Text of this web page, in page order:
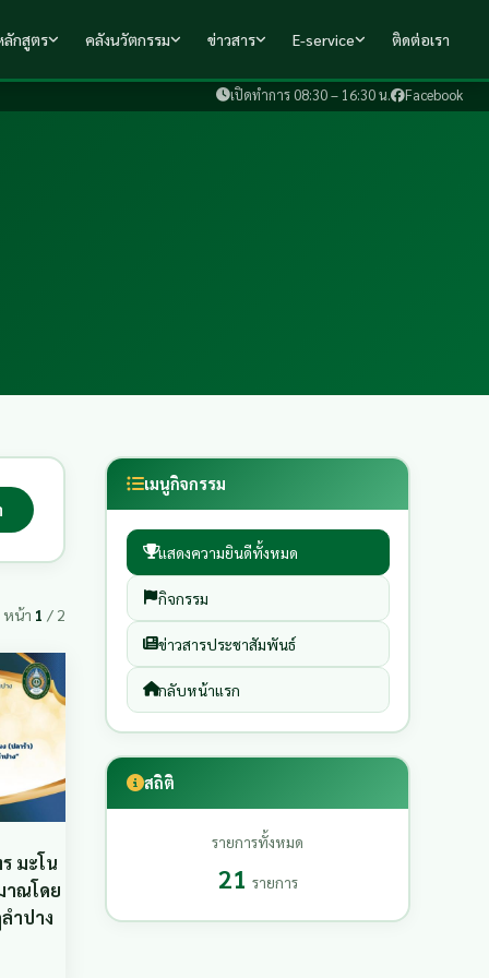
เปิดทำการ 08:30 – 16:30 น. Facebook
ลักสูตร คลังนวัตกรรม ข่าวสาร E-service ติดต่อเรา
หน้า 1 / 2
มะโน
าณโดย
ำปาง
เมนูกิจกรรม
แสดงความยินดีทั้งหมด
กิจกรรม
ข่าวสารประชาสัมพันธ์
กลับหน้าแรก
สถิติ
รายการทั้งหมด
21 รายการ